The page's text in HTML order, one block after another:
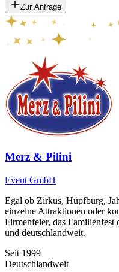
Zur Anfrage
Merz & Pilini
Event GmbH
Egal ob Zirkus, Hüpfburg,
einzelne Attraktionen oder
Firmenfeier, das
und deutschlandweit.
Seit 1999
Deutschlandweit